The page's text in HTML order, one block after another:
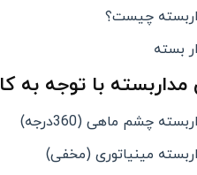
چیست؟
بسته
مداربسته با توجه به
چشم ماهی (360درجه)
مینیاتوری (مخفی)